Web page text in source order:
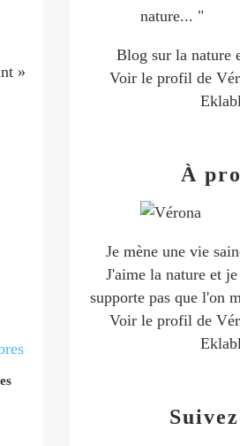
»
Blog sur la nature
Voir le profil de
À
Je mène une vie
J'aime la nature et
supporte pas que l'on
Voir le profil de